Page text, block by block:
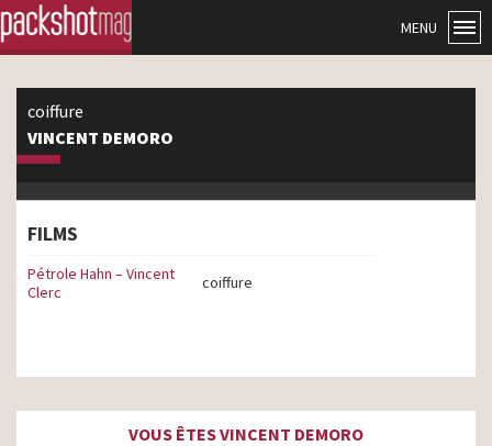
MENU
coiffure
VINCENT DEMORO
FILMS
Pétrole Hahn – Vincent
Clerc
coiffure
VOUS ÊTES VINCENT DEMORO